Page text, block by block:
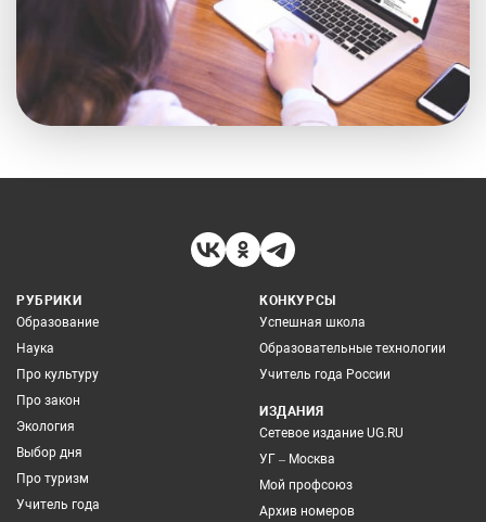
РУБРИКИ
Образование
Наука
Про культуру
Про закон
Экология
Выбор дня
Про туризм
Учитель года
КОНКУРСЫ
Успешная школа
Образовательные технологии
Учитель года России
ИЗДАНИЯ
Сетевое издание UG.RU
УГ – Москва
Мой профсоюз
Архив номеров